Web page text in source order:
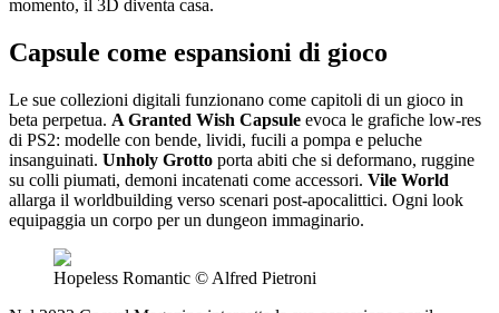
momento, il 3D diventa casa.
Capsule come espansioni di gioco
Le sue collezioni digitali funzionano come capitoli di un gioco in
beta perpetua. A Granted Wish Capsule evoca le grafiche low-res
di PS2: modelle con bende, lividi, fucili a pompa e peluche
insanguinati. Unholy Grotto porta abiti che si deformano, ruggine
su colli piumati, demoni incatenati come accessori. Vile World
allarga il worldbuilding verso scenari post-apocalittici. Ogni look
equipaggia un corpo per un dungeon immaginario.
Hopeless Romantic © Alfred Pietroni